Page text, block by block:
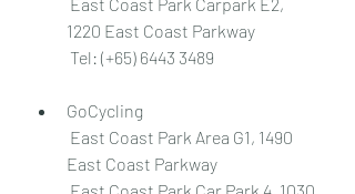
1220 East Coast Parkway
Tel: (+65) 6443 3489
GoCycling
East Coast Parkway